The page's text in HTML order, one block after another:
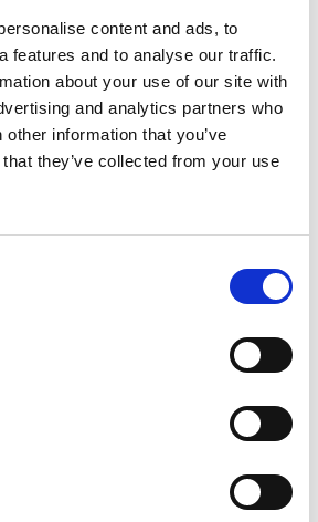
content and ads, to
features and to analyse our traffic.
about your use of our site with
and analytics partners who
information that you’ve
they’ve collected from your use
gift med Carl Curman
professor och grundare av
var en av dem som med oro såg
i kanten alltmer. Under
av det vackra
så sätt räddade hon detta åt
från den alltmer utbredda